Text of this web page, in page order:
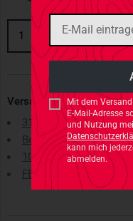
Mit dem
E-Mail-Adresse
und Nutzung
kann mich
abmelden.
1
Versand & Rückversand
31 Tage Rückgaberecht
Best-Preis-Garantie
10% Behördenrabatt
FELDPOST Lieferungen